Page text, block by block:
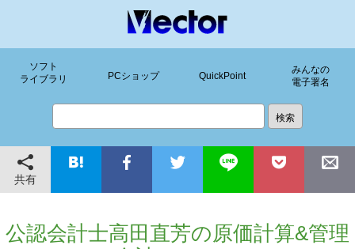
ソフト
ライブラリ
PCショップ QuickPoint
みんなの
電子署名
共有
公認会計士高田直芳の原価計算&管理